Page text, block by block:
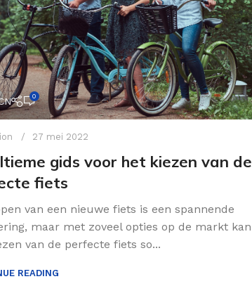
0
27 mei 2022
gids voor het kiezen van de
fiets
van een nieuwe fiets is een spannende
maar met zoveel opties op de markt kan
van de perfecte fiets so...
READING